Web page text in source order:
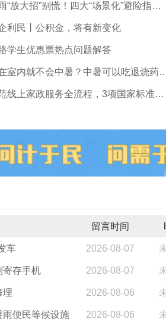
“放大招”别慌！四大“场景化”避险指南请查收→
利民丨公积金，将有新变化
学生优惠票热点问题解答
内就不会中暑？中暑可以吃退烧药降温？这8个关于中暑的误区，你中招了吗？
线上家政服务全流程，3项国家标准发布→
留言时间
车 2026-08-07
寄存手机 2026-08-07
理 2026-08-06
便民等候设施 2026-08-06